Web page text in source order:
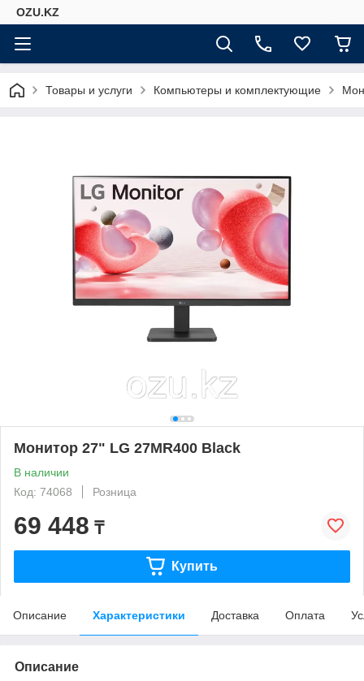
OZU.KZ
Товары и услуги Компьютеры и комплектующие
Монитор 27" LG 27MR400 Black
В наличии
Код: 74068
Розница
69 448 ₸
Купить
Описание Характеристики Доставка Оплата
Описание